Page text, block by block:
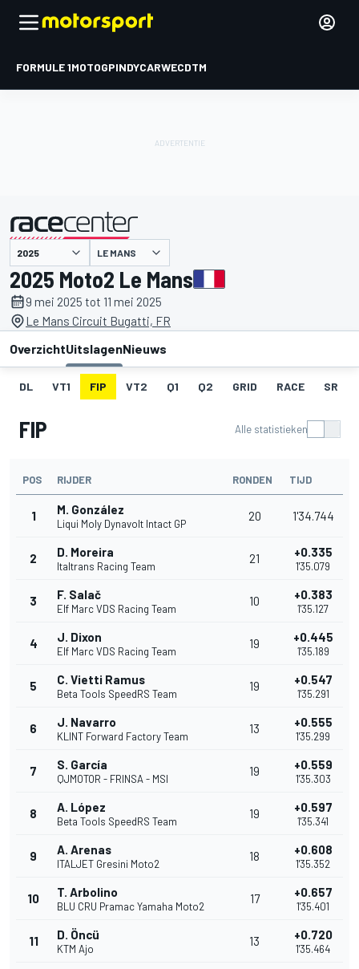
FORMULE 1MOTOGPINDYCARWECDTM
gepresenteerd door LE MANS
2025 Moto2 Le Mans
9 mei 2025 tot 11 mei 2025
Le Mans Circuit Bugatti, FR
OverzichtUitslagenNieuws
DL VT1 FIP VT2 Q1 Q2 GRID RACE SR
FIP Alle statistieken
POS RIJDER RONDEN TIJD
1 M. González
Liqui Moly Dynavolt Intact GP
20 1'34.744
2 D. Moreira
Italtrans Racing Team
21 +0.335
1'35.079
3 F. Salač
Elf Marc VDS Racing Team
10 +0.383
1'35.127
4 J. Dixon
Elf Marc VDS Racing Team
19 +0.445
1'35.189
5 C. Vietti Ramus
Beta Tools SpeedRS Team
19 +0.547
1'35.291
6 J. Navarro
KLINT Forward Factory Team
13 +0.555
1'35.299
7 S. García
QJMOTOR - FRINSA - MSI
19 +0.559
1'35.303
8 A. López
Beta Tools SpeedRS Team
19 +0.597
1'35.341
9 A. Arenas
ITALJET Gresini Moto2
18 +0.608
1'35.352
10 T. Arbolino
BLU CRU Pramac Yamaha Moto2
17 +0.657
1'35.401
11 D. Öncü
KTM Ajo
13 +0.720
1'35.464